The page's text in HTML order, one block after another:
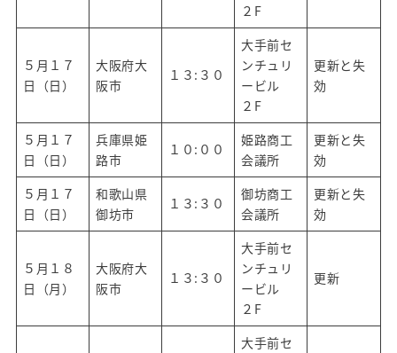
２F
５月１７
日（日）
大阪府大
阪市
１３:３０
大手前セ
ンチュリ
ービル
２F
更新と失
効
５月１７
日（日）
兵庫県姫
路市
１０:００
姫路商工
会議所
更新と失
効
５月１７
日（日）
和歌山県
御坊市
１３:３０
御坊商工
会議所
更新と失
効
５月１８
日（月）
大阪府大
阪市
１３:３０
大手前セ
ンチュリ
ービル
２F
更新
大手前セ